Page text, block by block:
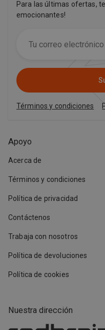
Nuestra dirección
Apoyo
Acerca de
Términos y condiciones
Política de privacidad
Contáctenos
Trabaja con nosotros
Política de devoluciones
Política de cookies
Para las últimas ofertas,
emocionantes!
Términos y condiciones